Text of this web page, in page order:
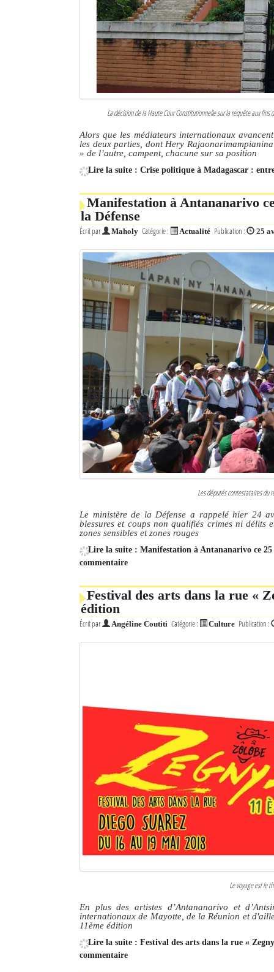
La décision de la Haute Cour Constitutionnelle sur la requête aux
Alors que les médiateurs internationaux
les deux parties, dont Hery
» de l’autre, campent, chacune sur sa position
Lire la suite : Crise politique à Madagascar :
Manifestation à Antananarivo
la Défense
Écrit par Maholy Catégorie : Actualité Publication : 25
Les députés contestataires du
Le ministère de la Défense a rappelé hier 24
blessures et coups non qualifiés crimes ni délits
zones sensibles et zones rouges
Lire la suite : Manifestation à Antananarivo ce
commentaire
Festival des arts dans la rue «
édition
Écrit par Angéline Coutiti Catégorie : Culture Publication :
Le voyage est le
En plus des artistes d’Antananarivo et
internationaux de Mayotte, de la Réunion et
11ème édition
Lire la suite : Festival des arts dans la rue «
commentaire